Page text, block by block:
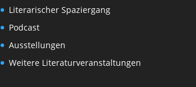
Literarischer Spaziergang
Podcast
Ausstellungen
Weitere Literaturveranstaltungen